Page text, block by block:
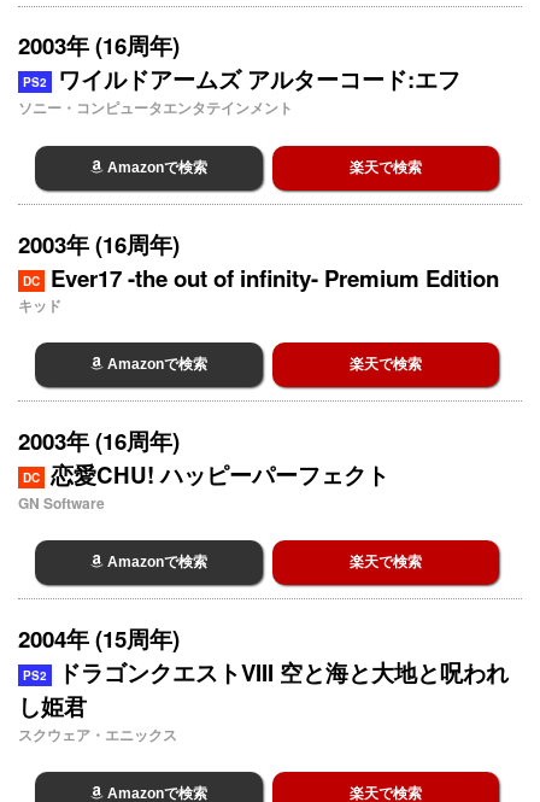
2003年 (16周年)
PS2 ワイルドアームズ アルターコード:エフ
ソニー・コンピュータエンタテインメント
Amazonで検索 楽天で検索
2003年 (16周年)
DC Ever17 -the out of infinity- Premium Edition
キッド
Amazonで検索 楽天で検索
2003年 (16周年)
DC 恋愛CHU! ハッピーパーフェクト
GN Software
Amazonで検索 楽天で検索
2004年 (15周年)
PS2
ドラゴンクエストVIII 空と海と大地と呪われ
し姫君
スクウェア・エニックス
Amazonで検索 楽天で検索